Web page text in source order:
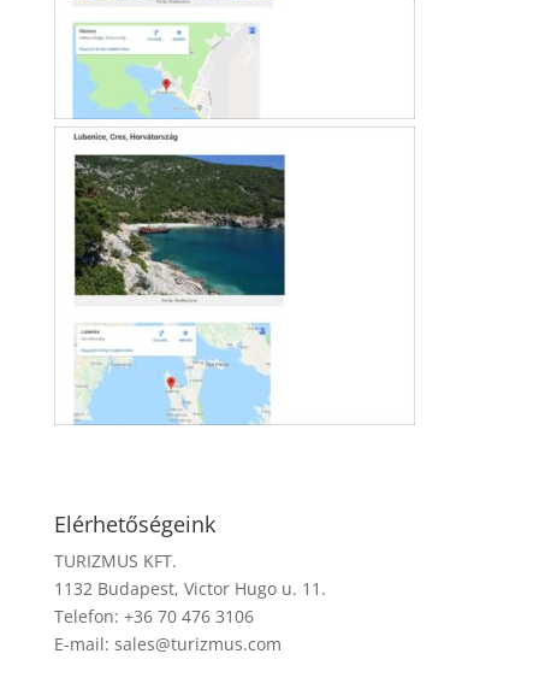
Elérhetőségeink
TURIZMUS KFT.
1132 Budapest, Victor Hugo u. 11.
Telefon: +36 70 476 3106
E-mail: sales@turizmus.com